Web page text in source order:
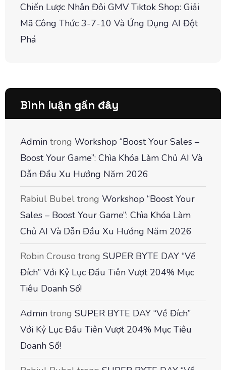
Chiến Lược Nhân Đôi GMV Tiktok Shop: Giải
Mã Công Thức 3-7-10 Và Ứng Dụng AI Đột
Phá
Bình luận gần đây
Admin trong Workshop “Boost Your Sales –
Boost Your Game”: Chìa Khóa Làm Chủ AI Và
Dẫn Đầu Xu Hướng Năm 2026
Rabiul Bubel trong Workshop “Boost Your
Sales – Boost Your Game”: Chìa Khóa Làm
Chủ AI Và Dẫn Đầu Xu Hướng Năm 2026
Robin Crouso trong SUPER BYTE DAY “Về
Đích” Với Kỷ Lục Đầu Tiên Vượt 204% Mục
Tiêu Doanh Số!
Admin trong SUPER BYTE DAY “Về Đích”
Với Kỷ Lục Đầu Tiên Vượt 204% Mục Tiêu
Doanh Số!